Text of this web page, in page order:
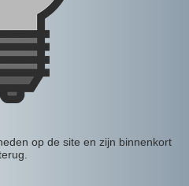
op de site en zijn binnenkort